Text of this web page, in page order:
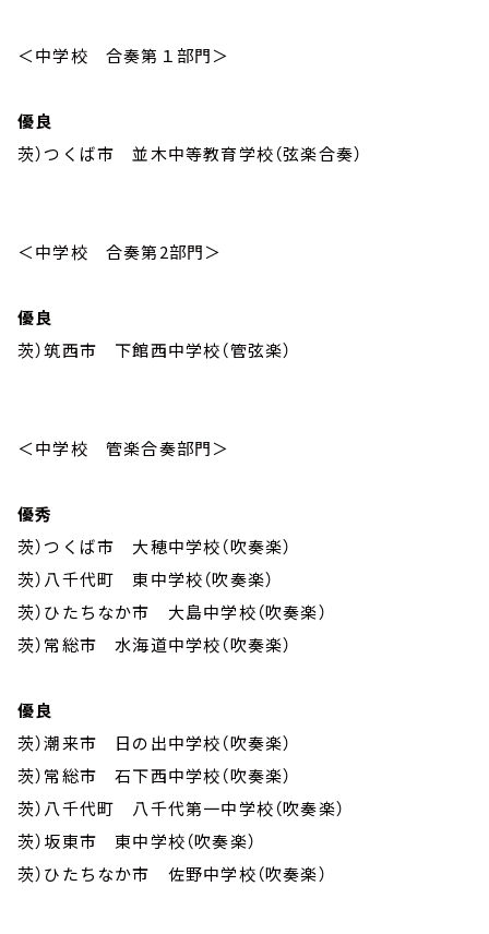
＜中学校 合奏第１部門＞
優良
茨）つくば市 並木中等教育学校（弦楽合奏）
＜中学校 合奏第2部門＞
優良
茨）筑西市 下館西中学校（管弦楽）
＜中学校 管楽合奏部門＞
優秀
茨）つくば市 大穂中学校（吹奏楽）
茨）八千代町 東中学校（吹奏楽）
茨）ひたちなか市 大島中学校（吹奏楽）
茨）常総市 水海道中学校（吹奏楽）
優良
茨）潮来市 日の出中学校（吹奏楽）
茨）常総市 石下西中学校（吹奏楽）
茨）八千代町 八千代第一中学校（吹奏楽）
茨）坂東市 東中学校（吹奏楽）
茨）ひたちなか市 佐野中学校（吹奏楽）